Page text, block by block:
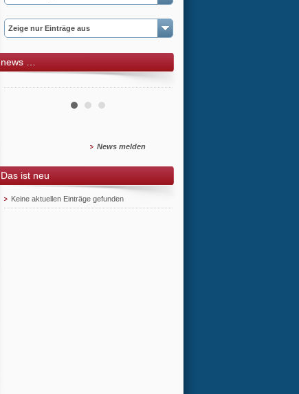
Zeige nur Einträge aus
news …
News melden
Das ist neu
Keine aktuellen Einträge gefunden